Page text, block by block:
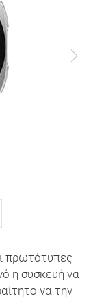
πρωτότυπες
η συσκευή να
να την